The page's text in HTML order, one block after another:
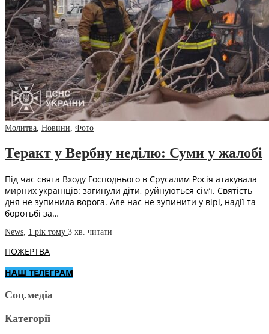
Молитва, Новини, Фото
Теракт у Вербну неділю: Суми у жалобі
Під час свята Входу Господнього в Єрусалим Росія атакувала
мирних українців: загинули діти, руйнуються сім’ї. Святість
дня не зупинила ворога. Але нас не зупинити у вірі, надії та
боротьбі за…
News, 1 рік тому 3 хв. читати
ПОЖЕРТВА
НАШ ТЕЛЕГРАМ
Соц.медіа
Категорії